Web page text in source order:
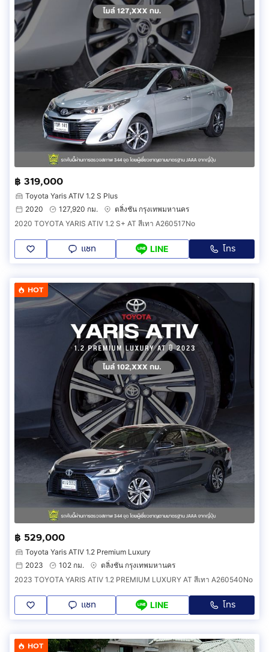
฿ 319,000
Toyota Yaris ATIV 1.2 S Plus
2020
127,920 กม.
ตลิ่งชัน กรุงเทพมหานคร
2020 TOYOTA YARIS ATIV 1.2 S+ AT สีเทา A260517No
แชท LINE โทร
HOT
฿ 529,000
Toyota Yaris ATIV 1.2 Premium Luxury
2023
102 กม.
ตลิ่งชัน กรุงเทพมหานคร
2023 TOYOTA YARIS ATIV 1.2 PREMIUM LUXURY AT สีเทา A260540No
แชท LINE โทร
HOT